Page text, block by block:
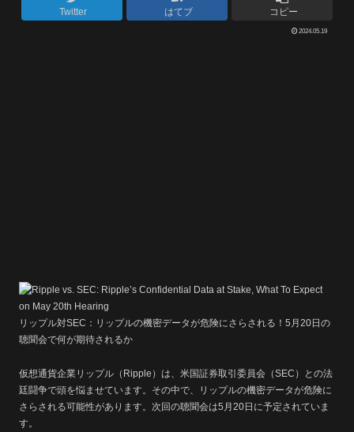
Twitter はてブ コピー
2024.05.19
リップル対SEC：リップルの機密データが危険にさらされる！5月20日の
聴聞会で何が期待されるか
仮想通貨企業リップル（Ripple）は、米国証券取引委員会（SEC）との法
廷闘争で頭を悩ませています。その中で、リップルの機密データが危険に
さらされる可能性があります。次回の聴聞会は5月20日に予定されていま
す。